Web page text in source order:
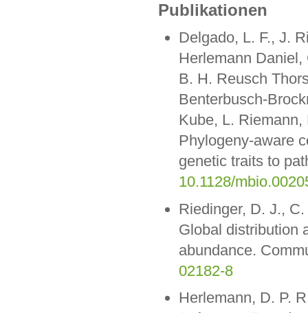
Publikationen
Delgado, L. F., J.
Herlemann
B. H. Reusch
Benterbusch-
Kube, L. Riemann,
Phylogeny-aware
genetic traits to
10.1128/
Riedinger, D. J.,
Global distribution
abundance.
02182-8
Herlemann, D. P.